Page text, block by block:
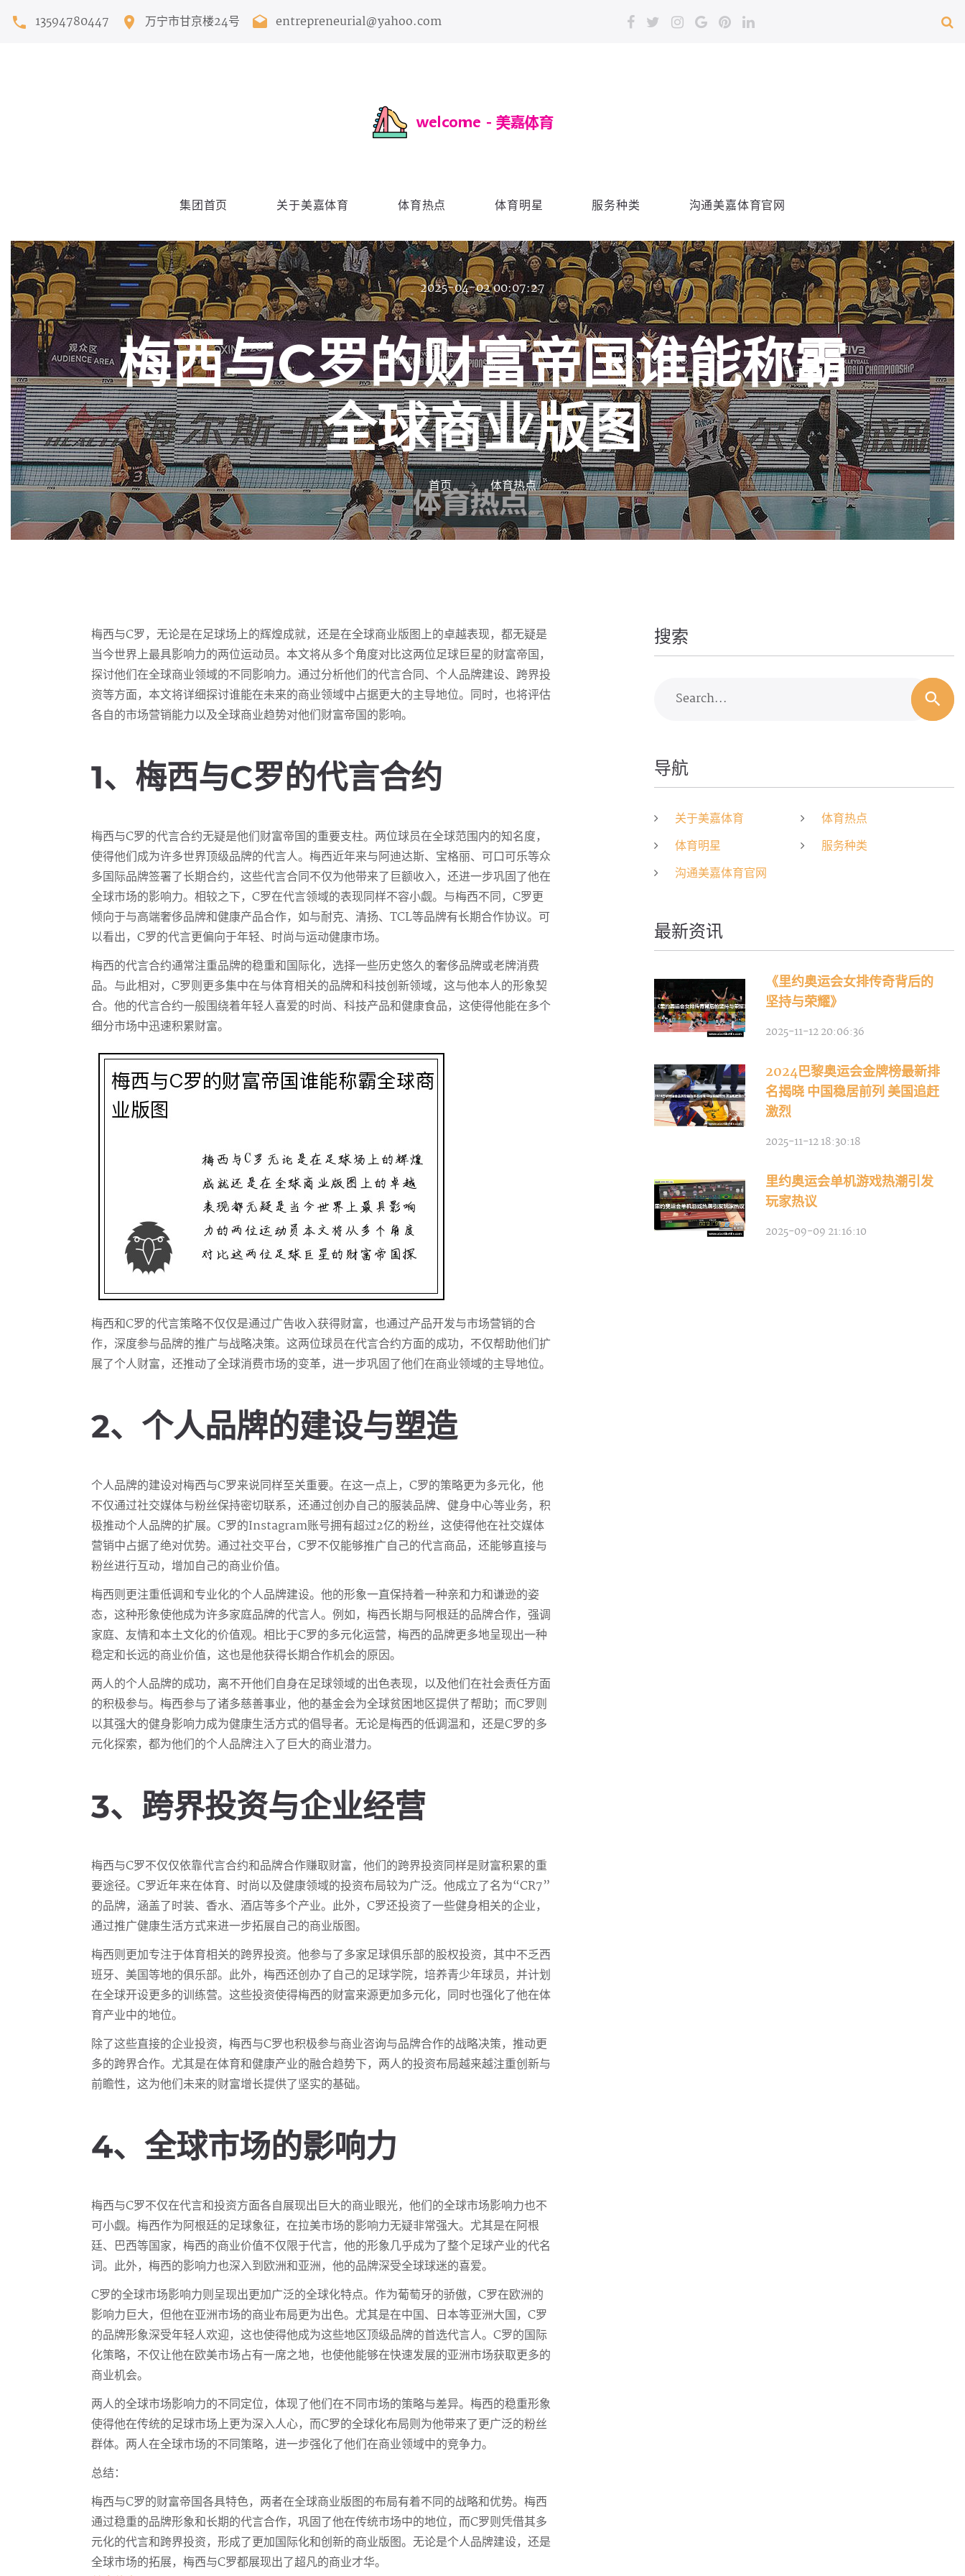
13594780447 万宁市甘京楼24号 entrepreneurial@yahoo.com
集团首页 关于美嘉体育 体育热点 体育明星 服务种类 沟通美嘉体育官网
2025-04-02 00:07:27
梅西与C罗的财富帝国谁能称霸
全球商业版图
首页 体育热点
梅西与C罗，无论是在足球场上的辉煌成就，还是在全球商业版图上的卓越表现，都无疑是
当今世界上最具影响力的两位运动员。本文将从多个角度对比这两位足球巨星的财富帝国，
探讨他们在全球商业领域的不同影响力。通过分析他们的代言合同、个人品牌建设、跨界投
资等方面，本文将详细探讨谁能在未来的商业领域中占据更大的主导地位。同时，也将评估
各自的市场营销能力以及全球商业趋势对他们财富帝国的影响。
1、梅西与C罗的代言合约
梅西与C罗的代言合约无疑是他们财富帝国的重要支柱。两位球员在全球范围内的知名度，
使得他们成为许多世界顶级品牌的代言人。梅西近年来与阿迪达斯、宝格丽、可口可乐等众
多国际品牌签署了长期合约，这些代言合同不仅为他带来了巨额收入，还进一步巩固了他在
全球市场的影响力。相较之下，C罗在代言领域的表现同样不容小觑。与梅西不同，C罗更
倾向于与高端奢侈品牌和健康产品合作，如与耐克、清扬、TCL等品牌有长期合作协议。可
以看出，C罗的代言更偏向于年轻、时尚与运动健康市场。
梅西的代言合约通常注重品牌的稳重和国际化，选择一些历史悠久的奢侈品牌或老牌消费
品。与此相对，C罗则更多集中在与体育相关的品牌和科技创新领域，这与他本人的形象契
合。他的代言合约一般围绕着年轻人喜爱的时尚、科技产品和健康食品，这使得他能在多个
细分市场中迅速积累财富。
梅西和C罗的代言策略不仅仅是通过广告收入获得财富，也通过产品开发与市场营销的合
作，深度参与品牌的推广与战略决策。这两位球员在代言合约方面的成功，不仅帮助他们扩
展了个人财富，还推动了全球消费市场的变革，进一步巩固了他们在商业领域的主导地位。
2、个人品牌的建设与塑造
个人品牌的建设对梅西与C罗来说同样至关重要。在这一点上，C罗的策略更为多元化，他
不仅通过社交媒体与粉丝保持密切联系，还通过创办自己的服装品牌、健身中心等业务，积
极推动个人品牌的扩展。C罗的Instagram账号拥有超过2亿的粉丝，这使得他在社交媒体
营销中占据了绝对优势。通过社交平台，C罗不仅能够推广自己的代言商品，还能够直接与
粉丝进行互动，增加自己的商业价值。
梅西则更注重低调和专业化的个人品牌建设。他的形象一直保持着一种亲和力和谦逊的姿
态，这种形象使他成为许多家庭品牌的代言人。例如，梅西长期与阿根廷的品牌合作，强调
家庭、友情和本土文化的价值观。相比于C罗的多元化运营，梅西的品牌更多地呈现出一种
稳定和长远的商业价值，这也是他获得长期合作机会的原因。
两人的个人品牌的成功，离不开他们自身在足球领域的出色表现，以及他们在社会责任方面
的积极参与。梅西参与了诸多慈善事业，他的基金会为全球贫困地区提供了帮助；而C罗则
以其强大的健身影响力成为健康生活方式的倡导者。无论是梅西的低调温和，还是C罗的多
元化探索，都为他们的个人品牌注入了巨大的商业潜力。
3、跨界投资与企业经营
梅西与C罗不仅仅依靠代言合约和品牌合作赚取财富，他们的跨界投资同样是财富积累的重
要途径。C罗近年来在体育、时尚以及健康领域的投资布局较为广泛。他成立了名为“CR7”
的品牌，涵盖了时装、香水、酒店等多个产业。此外，C罗还投资了一些健身相关的企业，
通过推广健康生活方式来进一步拓展自己的商业版图。
梅西则更加专注于体育相关的跨界投资。他参与了多家足球俱乐部的股权投资，其中不乏西
班牙、美国等地的俱乐部。此外，梅西还创办了自己的足球学院，培养青少年球员，并计划
在全球开设更多的训练营。这些投资使得梅西的财富来源更加多元化，同时也强化了他在体
育产业中的地位。
除了这些直接的企业投资，梅西与C罗也积极参与商业咨询与品牌合作的战略决策，推动更
多的跨界合作。尤其是在体育和健康产业的融合趋势下，两人的投资布局越来越注重创新与
前瞻性，这为他们未来的财富增长提供了坚实的基础。
4、全球市场的影响力
梅西与C罗不仅在代言和投资方面各自展现出巨大的商业眼光，他们的全球市场影响力也不
可小觑。梅西作为阿根廷的足球象征，在拉美市场的影响力无疑非常强大。尤其是在阿根
廷、巴西等国家，梅西的商业价值不仅限于代言，他的形象几乎成为了整个足球产业的代名
词。此外，梅西的影响力也深入到欧洲和亚洲，他的品牌深受全球球迷的喜爱。
C罗的全球市场影响力则呈现出更加广泛的全球化特点。作为葡萄牙的骄傲，C罗在欧洲的
影响力巨大，但他在亚洲市场的商业布局更为出色。尤其是在中国、日本等亚洲大国，C罗
的品牌形象深受年轻人欢迎，这也使得他成为这些地区顶级品牌的首选代言人。C罗的国际
化策略，不仅让他在欧美市场占有一席之地，也使他能够在快速发展的亚洲市场获取更多的
商业机会。
两人的全球市场影响力的不同定位，体现了他们在不同市场的策略与差异。梅西的稳重形象
使得他在传统的足球市场上更为深入人心，而C罗的全球化布局则为他带来了更广泛的粉丝
群体。两人在全球市场的不同策略，进一步强化了他们在商业领域中的竞争力。
总结：
梅西与C罗的财富帝国各具特色，两者在全球商业版图的布局有着不同的战略和优势。梅西
通过稳重的品牌形象和长期的代言合作，巩固了他在传统市场中的地位，而C罗则凭借其多
元化的代言和跨界投资，形成了更加国际化和创新的商业版图。无论是个人品牌建设，还是
全球市场的拓展，梅西与C罗都展现出了超凡的商业才华。
搜索
Search...
导航
关于美嘉体育
体育热点
体育明星
服务种类
沟通美嘉体育官网
最新资讯
《里约奥运会女排传奇背后的
坚持与荣耀》
2025-11-12 20:06:36
2024巴黎奥运会金牌榜最新排
名揭晓 中国稳居前列 美国追赶
激烈
2025-11-12 18:30:18
里约奥运会单机游戏热潮引发
玩家热议
2025-09-09 21:16:10